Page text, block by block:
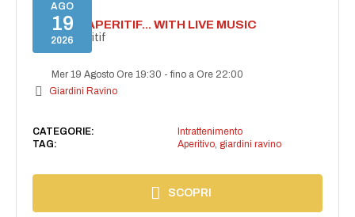
AGO
19
2026
SECRET APERITIF... WITH LIVE MUSIC
Secret aperitif
Mer 19 Agosto Ore 19:30 -fino a Ore 22:00
Giardini Ravino
CATEGORIE:
Intrattenimento
TAG:
Aperitivo, giardini ravino
SCOPRI